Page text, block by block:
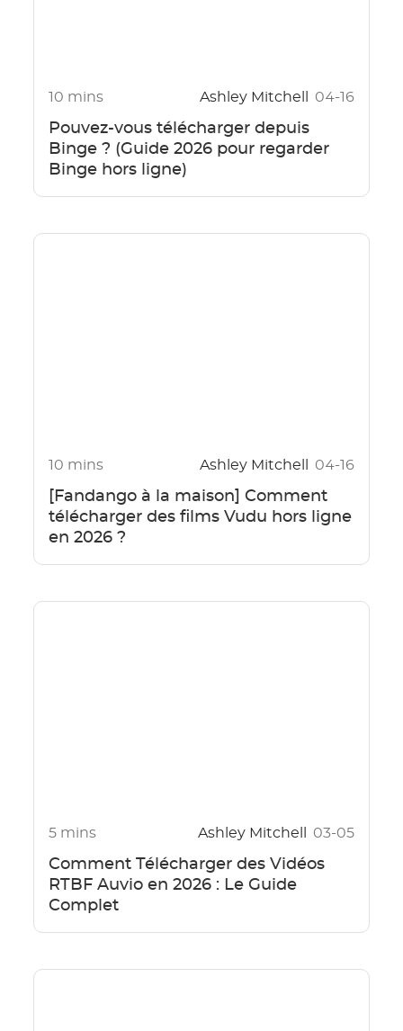
10 mins Ashley Mitchell 04-16
Pouvez-vous télécharger depuis
Binge ? (Guide 2026 pour regarder
Binge hors ligne)
10 mins Ashley Mitchell 04-16
[Fandango à la maison] Comment
télécharger des films Vudu hors ligne
en 2026 ?
5 mins Ashley Mitchell 03-05
Comment Télécharger des Vidéos
RTBF Auvio en 2026 : Le Guide
Complet